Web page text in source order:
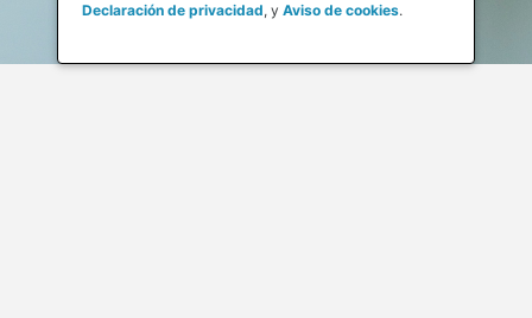
Declaración de privacidad, y Aviso de cookies.